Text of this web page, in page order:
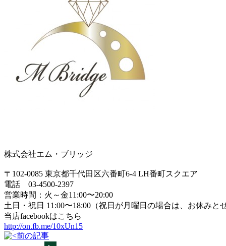
株式会社エム・ブリッジ
〒102-0085 東京都千代田区六番町6-4 LH番町スクエア
電話 03-4500-2397
営業時間：火～金11:00〜20:00
土日・祝日 11:00〜18:00（祝日が月曜日の場合は、お休みと
当店facebookはこちら
http://on.fb.me/10xUn15
前の記事